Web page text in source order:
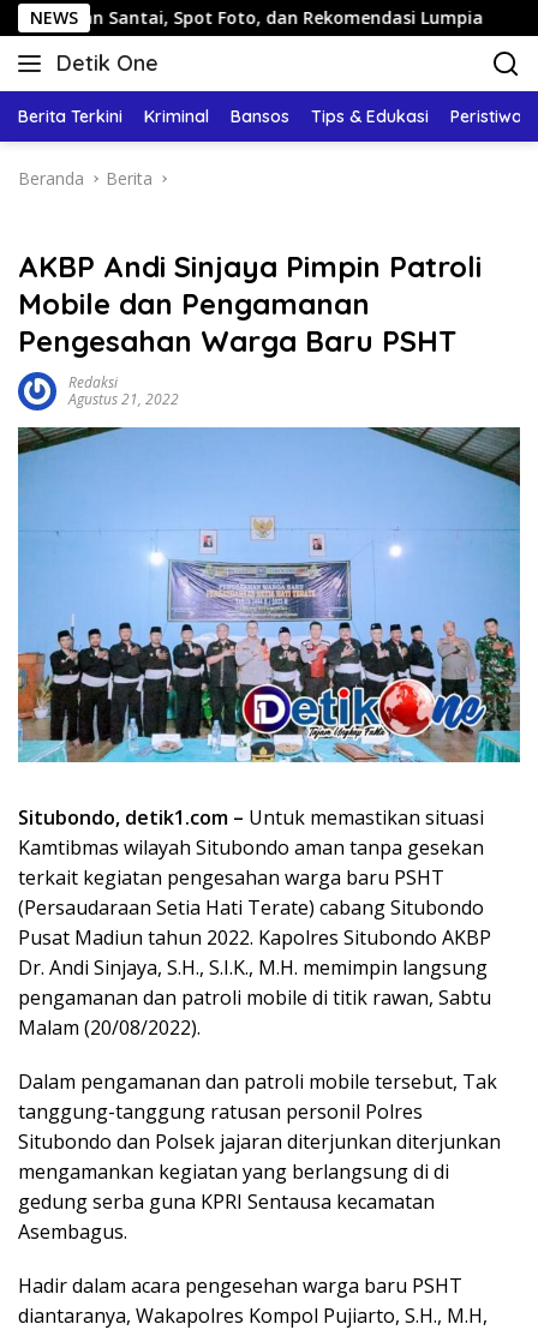
Langsung
ke
konten
NEWS
Santai, Spot Foto, dan Rekomendasi Lumpia
Detik One
Tajam
Fakta
Berita Terkini Kriminal Bansos Tips & Edukasi Peristiwa
Beranda Berita
AKBP Andi Sinjaya Pimpin Patroli
Mobile dan Pengamanan
Pengesahan Warga Baru PSHT
Redaksi
Agustus 21, 2022
Situbondo, detik1.com – Untuk memastikan situasi
Kamtibmas wilayah Situbondo aman tanpa gesekan
terkait kegiatan pengesahan warga baru PSHT
(Persaudaraan Setia Hati Terate) cabang Situbondo
Pusat Madiun tahun 2022. Kapolres Situbondo AKBP
Dr. Andi Sinjaya, S.H., S.I.K., M.H. memimpin langsung
pengamanan dan patroli mobile di titik rawan, Sabtu
Malam (20/08/2022).
Dalam pengamanan dan patroli mobile tersebut, Tak
tanggung-tanggung ratusan personil Polres
Situbondo dan Polsek jajaran diterjunkan diterjunkan
mengamankan kegiatan yang berlangsung di di
gedung serba guna KPRI Sentausa kecamatan
Asembagus.
Hadir dalam acara pengesehan warga baru PSHT
diantaranya, Wakapolres Kompol Pujiarto, S.H., M.H,